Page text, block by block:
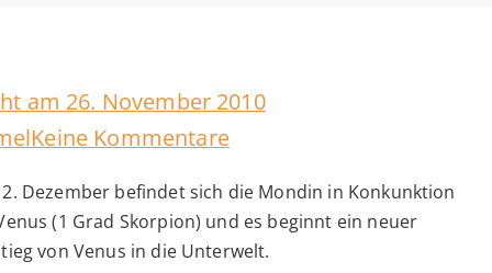
am 26. November 2010
Keine Kommentarezu
Mond-
Konjunktion
Dezember befindet sich die Mondin in Konkunktion
(1 Grad Skorpion) und es beginnt ein neuer
von Venus in die Unterwelt.